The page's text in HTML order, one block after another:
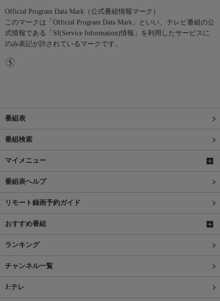
Official Program Data Mark（公式番組情報マーク）
このマークは「Official Program Data Mark」といい、テレビ番組の公
式情報である「SI(Service Information)情報」を利用したサービスに
のみ表記が許されているマークです。
番組表
番組検索
マイメニュー
番組表ヘルプ
リモート録画予約ガイド
おすすめ番組
ランキング
チャンネル一覧
J:テレ